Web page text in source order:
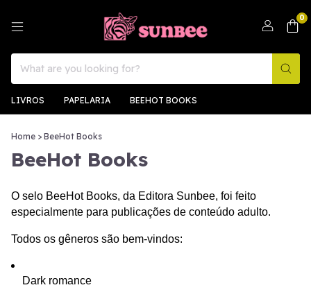
0
LIVROS PAPELARIA BEEHOT BOOKS
Home > BeeHot Books
BeeHot Books
O selo BeeHot Books, da Editora Sunbee, foi feito
especialmente para publicações de conteúdo adulto.
Todos os gêneros são bem-vindos:
Dark romance